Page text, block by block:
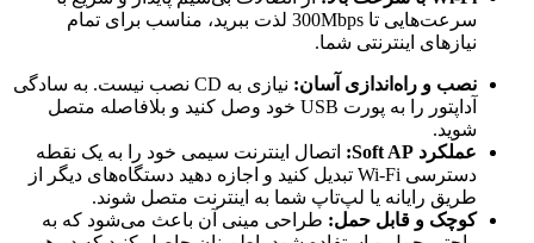
سرعت‌هایی تا 300Mbps لذت ببرید، مناسب برای تمام
نیازهای اینترنتی شما.
نصب و راه‌اندازی آسان:
نیازی به CD نصب نیست. به سادگی
آداپتور را به پورت USB خود وصل کنید و بلافاصله متصل
شوید.
عملکرد Soft AP:
اتصال اینترنت سیمی خود را به یک نقطه
دسترسی Wi-Fi تبدیل کنید و اجازه دهید دستگاه‌های دیگر از
طریق رایانه یا لپ‌تاپ شما به اینترنت متصل شوند.
کوچک و قابل حمل:طراحی مینی آن باعث می‌شود که به